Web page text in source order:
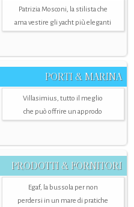
Patrizia Mosconi, la stilista che
ama vestire gli yacht più eleganti
PORTI & MARINA
Villasimius, tutto il meglio
che può offrire un approdo
PRODOTTI & FORNITORI
Egaf, la bussola per non
perdersi in un mare di pratiche